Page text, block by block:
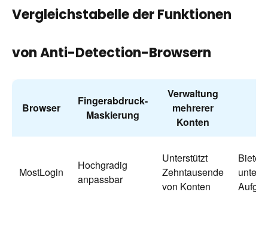
Vergleichstabelle der Funktionen
von Anti-Detection-Browsern
Browser
Fingerabdruck-
Maskierung
Verwaltung
mehrerer
Konten
MostLogin
Hochgradig
anpassbar
Unterstützt
Zehntausende
von Konten
Bietet